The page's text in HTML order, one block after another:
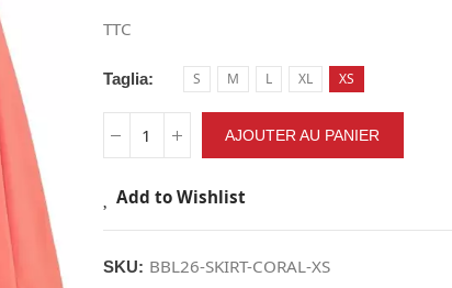
TTC
Taglia S M L XL XS
AJOUTER AU PANIER
Add to Wishlist
SKU: BBL26-SKIRT-CORAL-XS